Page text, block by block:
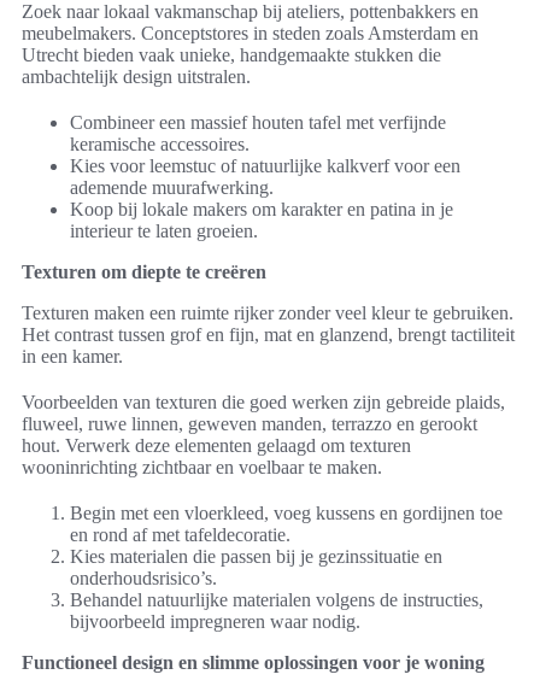
Zoek naar lokaal vakmanschap bij ateliers, pottenbakkers en
meubelmakers. Conceptstores in steden zoals Amsterdam en
Utrecht bieden vaak unieke, handgemaakte stukken die
ambachtelijk design uitstralen.
Combineer een massief houten tafel met verfijnde
keramische accessoires.
Kies voor leemstuc of natuurlijke kalkverf voor een
ademende muurafwerking.
Koop bij lokale makers om karakter en patina in je
interieur te laten groeien.
Texturen om diepte te creëren
Texturen maken een ruimte rijker zonder veel kleur te gebruiken.
Het contrast tussen grof en fijn, mat en glanzend, brengt tactiliteit
in een kamer.
Voorbeelden van texturen die goed werken zijn gebreide plaids,
fluweel, ruwe linnen, geweven manden, terrazzo en gerookt
hout. Verwerk deze elementen gelaagd om texturen
wooninrichting zichtbaar en voelbaar te maken.
Begin met een vloerkleed, voeg kussens en gordijnen toe
en rond af met tafeldecoratie.
Kies materialen die passen bij je gezinssituatie en
onderhoudsrisico’s.
Behandel natuurlijke materialen volgens de instructies,
bijvoorbeeld impregneren waar nodig.
Functioneel design en slimme oplossingen voor je woning